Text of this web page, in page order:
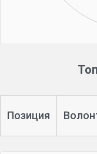
Позиция